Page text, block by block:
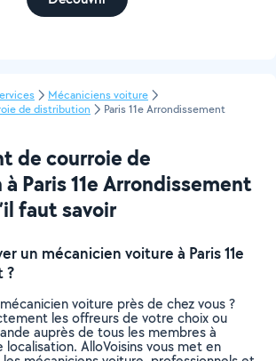
Mécaniciens voiture
de distribution
Paris 11e Arrondissement
de courroie de
Paris 11e Arrondissement
faut savoir
un mécanicien voiture à Paris 11e
?
voiture près de chez vous ?
les offreurs de votre choix ou
auprès de tous les membres à
AlloVoisins vous met en